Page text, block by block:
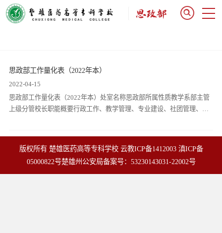
思政部工作量化表（2022年本）
2022-04-15
思政部工作量化表（2022年本）处室名称思政部所属性质教学系部主管
上级分管校长职能概要行政工作、教学管理、专业建设、社团管理、科
版权所有 楚雄医药高等专科学校 云教ICP备1412003 滇ICP备
05000822号楚雄州公安局备案号：53230143031-22002号